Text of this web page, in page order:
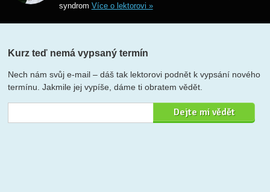
syndrom Více o lektorovi »
Kurz teď nemá vypsaný termín
Nech nám svůj e-mail – dáš tak lektorovi podnět k vypsání nového
termínu. Jakmile jej vypíše, dáme ti obratem vědět.